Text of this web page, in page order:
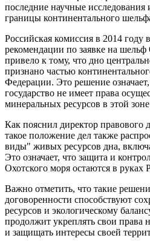
последние научные исследования
границы континентального
Российская комиссия в 2014
рекомендации по заявке на шельф
привело к тому, что дно
признано частью
Федерации. Это решение
государство не имеет права
минеральных ресурсов в этой
Как пояснил директор
такое положение дел также
виды" живых ресурсов дна,
Это означает, что защита и
Охотского моря остаются в руках
Важно отметить, что такие
договоренности способствуют
ресурсов и экологическому
продолжит укреплять свои права
и защищать интересы своей